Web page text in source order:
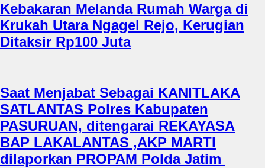
Kebakaran Melanda Rumah Warga di
Krukah Utara Ngagel Rejo, Kerugian
Ditaksir Rp100 Juta
Saat Menjabat Sebagai KANITLAKA
SATLANTAS Polres Kabupaten
PASURUAN, ditengarai REKAYASA
BAP LAKALANTAS ,AKP MARTI
dilaporkan PROPAM Polda Jatim